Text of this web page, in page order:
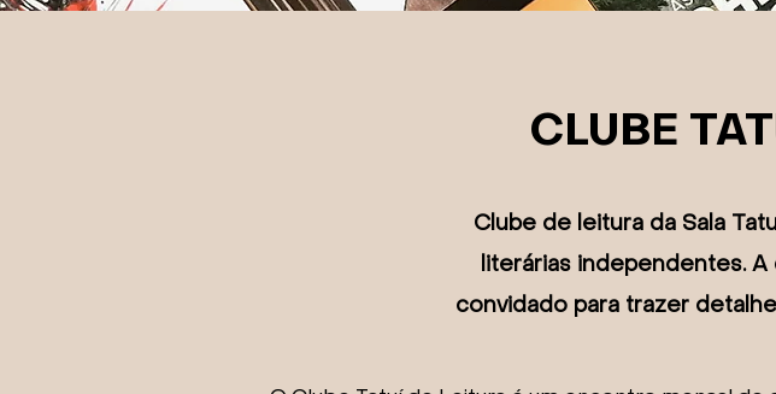
CLUBE
Clube de leitura da Sala
literárias independentes.
convidado para trazer